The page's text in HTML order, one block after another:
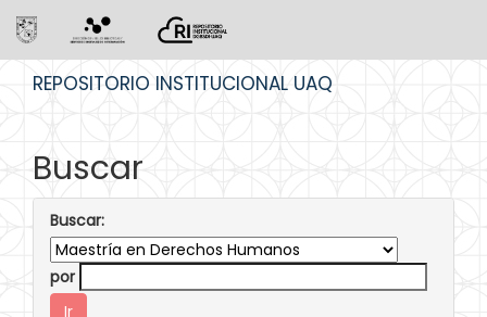
REPOSITORIO INSTITUCIONAL UAQ
Buscar
Buscar:
por